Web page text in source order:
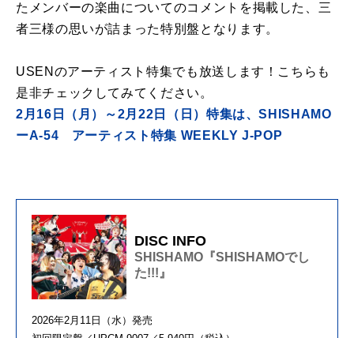
たメンバーの楽曲についてのコメントを掲載した、三
者三様の思いが詰まった特別盤となります。
USENのアーティスト特集でも 放送します！こちらも
是非チェックしてみてください。
2月16日（月）～2月22日（日）特集は、SHISHAMO
ーA-54 アーティスト特集 WEEKLY J-POP
DISC INFO
SHISHAMO『SHISHAMOでし
た!!!』
2026年2月11日（水）発売